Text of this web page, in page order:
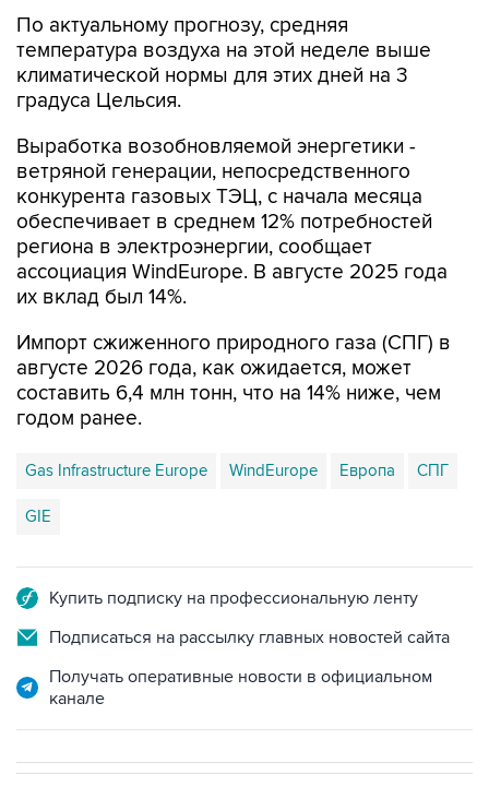
По актуальному прогнозу, средняя
температура воздуха на этой неделе выше
климатической нормы для этих дней на 3
градуса Цельсия.
Выработка возобновляемой энергетики -
ветряной генерации, непосредственного
конкурента газовых ТЭЦ, с начала месяца
обеспечивает в среднем 12% потребностей
региона в электроэнергии, сообщает
ассоциация WindEurope. В августе 2025 года
их вклад был 14%.
Импорт сжиженного природного газа (СПГ) в
августе 2026 года, как ожидается, может
составить 6,4 млн тонн, что на 14% ниже, чем
годом ранее.
Gas Infrastructure Europe WindEurope Европа СПГ
GIE
Купить подписку на профессиональную ленту
Подписаться на рассылку главных новостей сайта
Получать оперативные новости в официальном
канале